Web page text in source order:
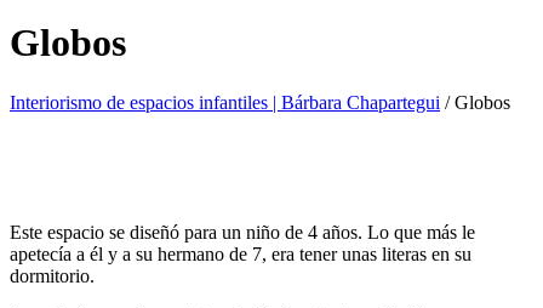
Globos
Interiorismo de espacios infantiles | Bárbara Chapartegui /Globos
Este espacio se diseñó para un niño de 4 años. Lo que más le
apetecía a él y a su hermano de 7, era tener unas literas en su
dormitorio.